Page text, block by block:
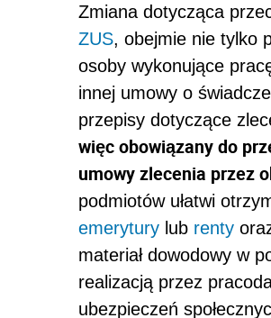
Zmiana dotycząca
ZUS, obejmie nie tylko
osoby wykonujące
innej umowy o
przepisy dotyczące
więc obowiązany do
umowy zlecenia przez
podmiotów ułatwi
emerytury lub renty
materiał dowodowy w
realizacją przez
ubezpieczeń